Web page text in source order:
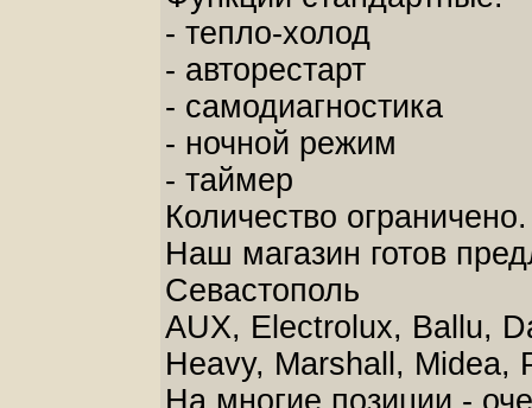
- тепло-холод
- авторестарт
- самодиагностика
- ночной режим
- таймер
Количество ограничено.
Наш магазин готов
Севастополь
AUX, Electrolux, Ballu,
Heavy, Marshall, Midea,
На многие позиции -